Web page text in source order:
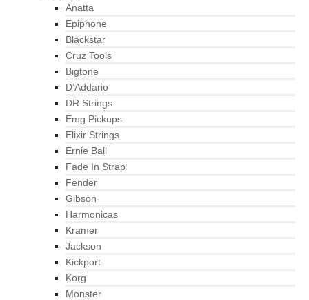
Anatta
Epiphone
Blackstar
Cruz Tools
Bigtone
D’Addario
DR Strings
Emg Pickups
Elixir Strings
Ernie Ball
Fade In Strap
Fender
Gibson
Harmonicas
Kramer
Jackson
Kickport
Korg
Monster